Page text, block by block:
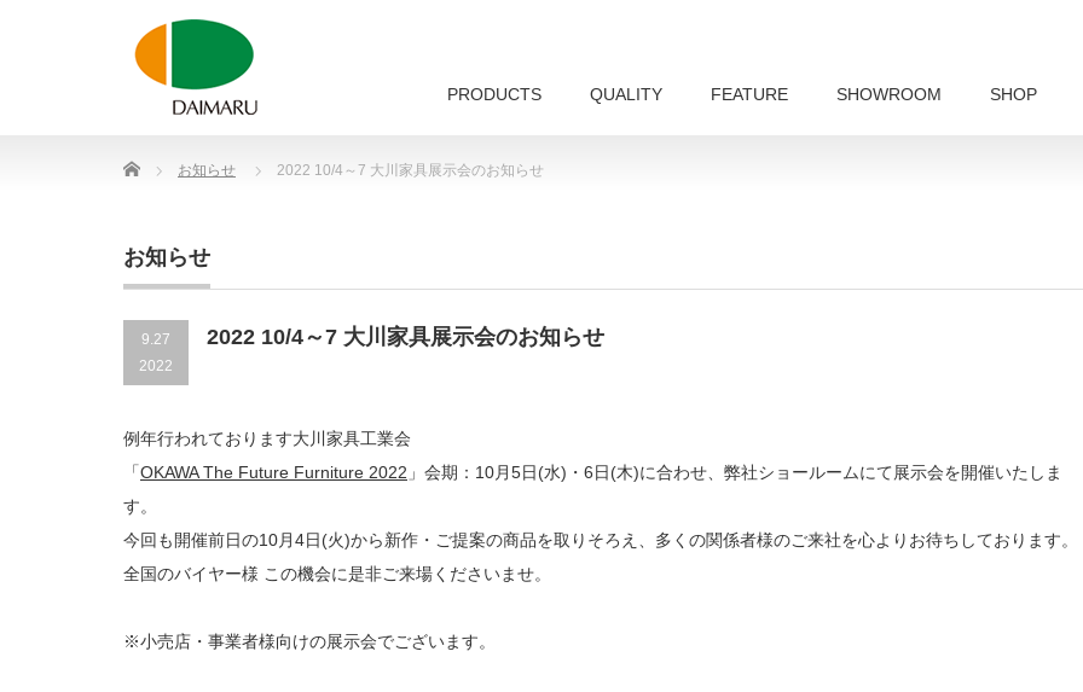
PRODUCTS QUALITY FEATURE SHOWROOM SHOP
Home お知らせ 2022 10/4～7 大川家具展示会のお知らせ
お知らせ
9.27
2022
2022 10/4～7 大川家具展示会のお知らせ
例年行われております大川家具工業会
「OKAWA The Future Furniture 2022 」会期：10月5日(水)・6日(木)に合わせ、弊社ショールームにて展示会を開催いたしま
す。
今回も開催前日の10月4日(火)から新作・ご提案の商品を取りそろえ、多くの関係者様のご来社を心よりお待ちしております。
全国のバイヤー様 この機会に是非ご来場くださいませ。
※小売店・事業者様向けの展示会でございます。